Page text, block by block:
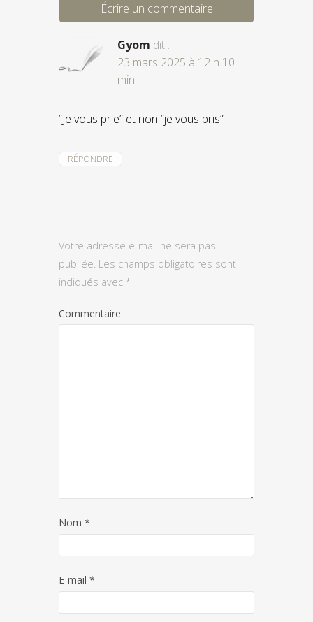
Écrire un commentaire
Gyom dit :
23 mars 2025 à 12 h 10
min
“Je vous prie” et non “je vous pris”
RÉPONDRE
Votre adresse e-mail ne sera pas
publiée. Les champs obligatoires sont
indiqués avec *
Commentaire
Nom *
E-mail *